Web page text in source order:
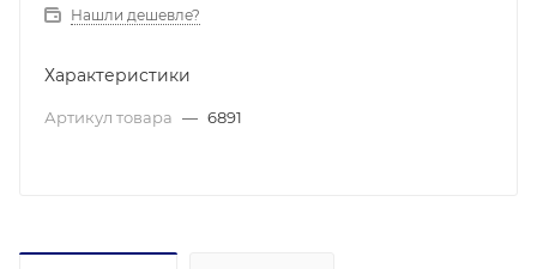
Нашли дешевле?
Характеристики
Артикул товара — 6891